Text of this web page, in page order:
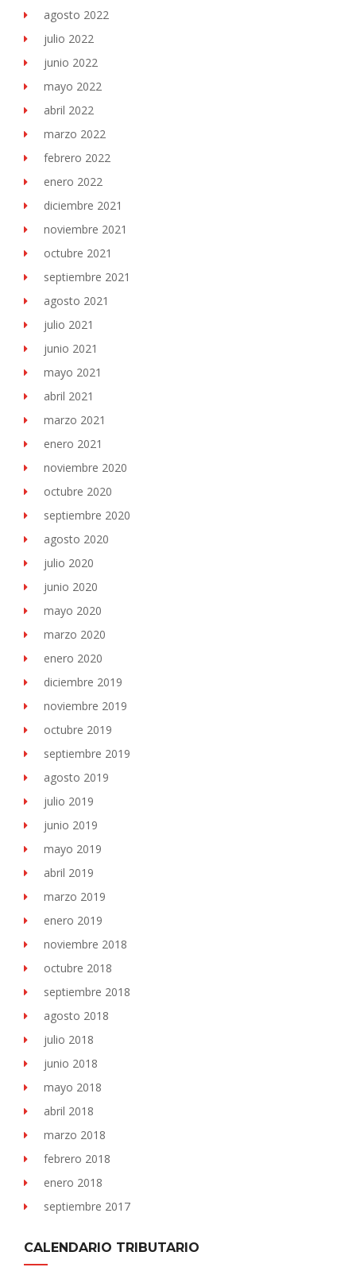
agosto 2022
julio 2022
junio 2022
mayo 2022
abril 2022
marzo 2022
febrero 2022
enero 2022
diciembre 2021
noviembre 2021
octubre 2021
septiembre 2021
agosto 2021
julio 2021
junio 2021
mayo 2021
abril 2021
marzo 2021
enero 2021
noviembre 2020
octubre 2020
septiembre 2020
agosto 2020
julio 2020
junio 2020
mayo 2020
marzo 2020
enero 2020
diciembre 2019
noviembre 2019
octubre 2019
septiembre 2019
agosto 2019
julio 2019
junio 2019
mayo 2019
abril 2019
marzo 2019
enero 2019
noviembre 2018
octubre 2018
septiembre 2018
agosto 2018
julio 2018
junio 2018
mayo 2018
abril 2018
marzo 2018
febrero 2018
enero 2018
septiembre 2017
CALENDARIO TRIBUTARIO